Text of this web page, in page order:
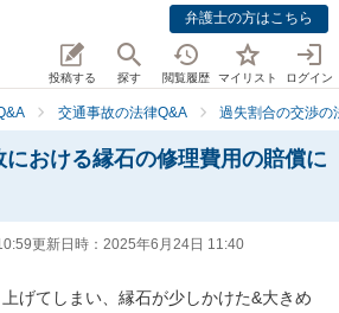
弁護士の方はこちら
投稿する 探す 閲覧履歴 マイリスト ログイン
交通事故の法律Q&A 過失割合の交渉の
おける縁石の修理費用の賠償に
更新日時： 2025年6月24日 11:40
げてしまい、縁石が少しかけた&大きめ